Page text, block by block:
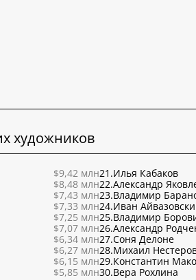
художников
$9,42 млн
$8,48 млн
$7,43 млн
$7,33 млн
$7,25 млн
$7,07 млн
$6,34 млн
$6,27 млн
$6,15 млн
$5,85 млн
21.Илья Кабаков
22.Александр
23.Владимир
24.Иван
25.Владимир
26.Александр
27.Соня Делоне
28.Михаил
29.Константин
30.Вера Рохлина